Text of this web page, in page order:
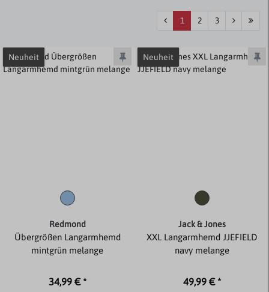
1 2 3
Neuheit
Redmond
Übergrößen Langarmhemd
mintgrün melange
34,99 € *
Neuheit
Jack & Jones
XXL Langarmhemd JJEFIELD
navy melange
49,99 € *